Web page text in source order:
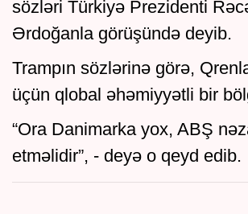
sözləri Türkiyə Prezidenti
Ərdoğanla görüşündə deyib.
Trampın sözlərinə görə,
üçün qlobal əhəmiyyətli bir
“Ora Danimarka yox, ABŞ
etməlidir”, - deyə o qeyd edib.